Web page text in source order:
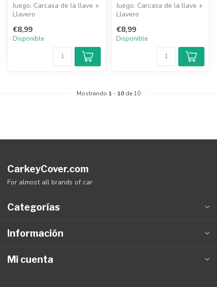
Juego: Carcasa de la llave +
Llavero
€8,99
Disponible
Juego: Carcasa de la llave +
Llavero
€8,99
Disponible
Mostrando 1 - 10 de 10
CarkeyCover.com
For almost all brands of car
Categorías
Información
Mi cuenta